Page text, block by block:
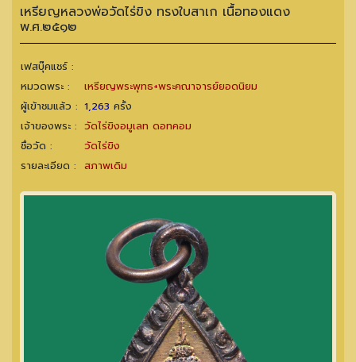
เหรียญหลวงพ่อวัดไร่ขิง ทรงใบสาเก เนื้อทองแดง
พ.ศ.๒๕๑๒
เฟสบุ๊คแชร์ :
หมวดพระ :
เหรียญพระพุทธ+พระคณาจารย์ยอดนิยม
ผู้เข้าชมแล้ว : 1,263 ครั้ง
เจ้าของพระ : วัดไร่ขิงอมูเลท ดอทคอม
ชื่อวัด :
วัดไร่ขิง
รายละเอียด : สภาพเดิม